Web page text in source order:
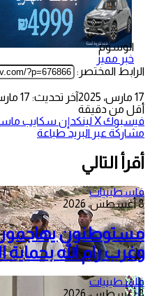
الوسوم
خبر مميز
الرابط المختصر:
17 مارس، 2025
آخر تحديث: 17 مارس، 2025
أقل من دقيقة
فيسبوك‫Xلينكدإن سكايب
مشاركة عبر البريد طباعة
أقرأ التالي
فلسطينيات
8 أغسطس، 2026
مستوطنون
وغرب رام الله بحماية
فلسطينيات
8 أغسطس، 2026